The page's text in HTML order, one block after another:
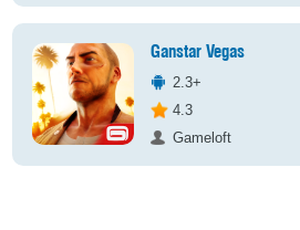
Ganstar Vegas
2.3+
4.3
Gameloft